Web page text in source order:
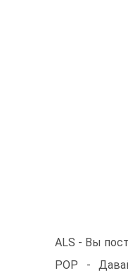
ALS - Вы
POP -